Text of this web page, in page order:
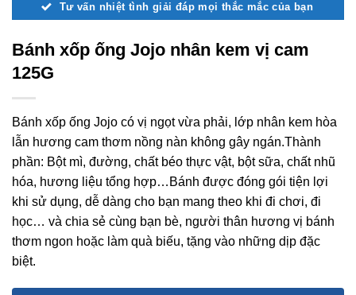
Tư vấn nhiệt tình giải đáp mọi thắc mắc của bạn
Bánh xốp ống Jojo nhân kem vị cam
125G
Bánh xốp ống Jojo có vị ngọt vừa phải, lớp nhân kem hòa
lẫn hương cam thơm nồng nàn không gây ngán.Thành
phần: Bột mì, đường, chất béo thực vật, bột sữa, chất nhũ
hóa, hương liệu tổng hợp…Bánh được đóng gói tiện lợi
khi sử dụng, dễ dàng cho bạn mang theo khi đi chơi, đi
học… và chia sẻ cùng bạn bè, người thân hương vị bánh
thơm ngon hoặc làm quà biếu, tặng vào những dịp đặc
biệt.